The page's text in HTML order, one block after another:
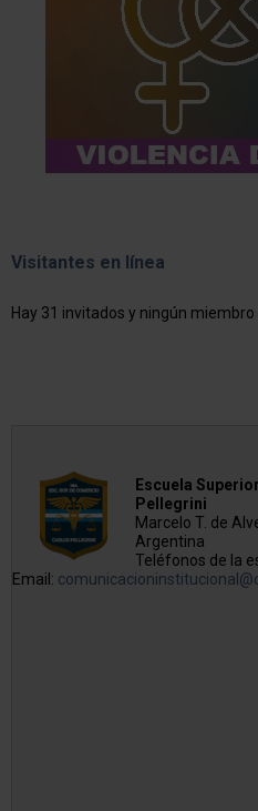
Visitantes en línea
Hay 31 invitados y ningún miembro
Escuela
Pellegrini
Marcelo T. de
Argentina
Teléfonos de la
Email: